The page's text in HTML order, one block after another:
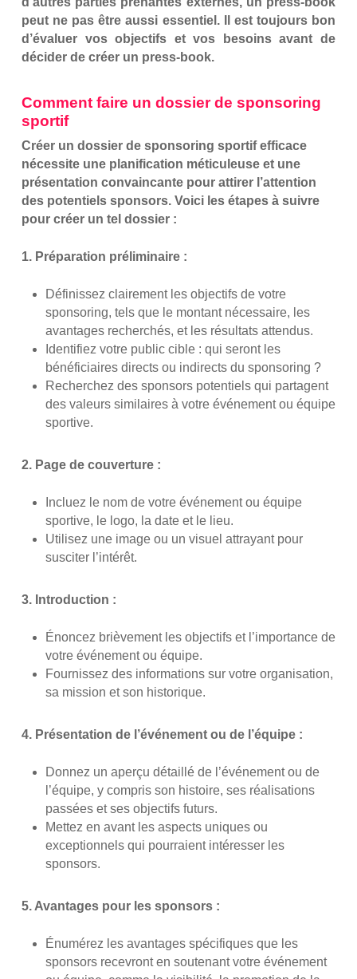
peut ne pas être aussi essentiel. Il est toujours bon
d’évaluer vos objectifs et vos besoins avant de
décider de créer un press-book.
Comment faire un dossier de sponsoring
sportif
Créer un dossier de sponsoring sportif efficace
nécessite une planification méticuleuse et une
présentation convaincante pour attirer l’attention
des potentiels sponsors. Voici les étapes à suivre
pour créer un tel dossier :
1. Préparation préliminaire :
Définissez clairement les objectifs de votre
sponsoring, tels que le montant nécessaire, les
avantages recherchés, et les résultats attendus.
Identifiez votre public cible : qui seront les
bénéficiaires directs ou indirects du sponsoring ?
Recherchez des sponsors potentiels qui partagent
des valeurs similaires à votre événement ou équipe
sportive.
2. Page de couverture :
Incluez le nom de votre événement ou équipe
sportive, le logo, la date et le lieu.
Utilisez une image ou un visuel attrayant pour
susciter l’intérêt.
3. Introduction :
Énoncez brièvement les objectifs et l’importance de
votre événement ou équipe.
Fournissez des informations sur votre organisation,
sa mission et son historique.
4. Présentation de l’événement ou de l’équipe :
Donnez un aperçu détaillé de l’événement ou de
l’équipe, y compris son histoire, ses réalisations
passées et ses objectifs futurs.
Mettez en avant les aspects uniques ou
exceptionnels qui pourraient intéresser les
sponsors.
5. Avantages pour les sponsors :
Énumérez les avantages spécifiques que les
sponsors recevront en soutenant votre événement